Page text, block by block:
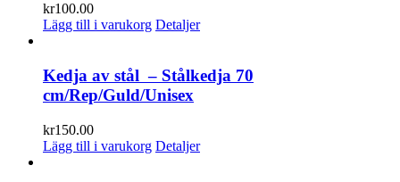
kr100.00
Lägg till i varukorg Detaljer
Kedja av stål – Stålkedja 70
cm/Rep/Guld/Unisex
kr150.00
Lägg till i varukorg Detaljer